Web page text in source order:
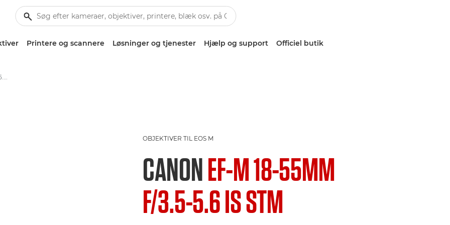
Printere og scannere Løsninger og tjenester Hjælp og support Officiel butik
Canon EF-M 18-55mm f/3.5-5.6 IS STM - Lenses - Camera & Photo lenses
OBJEKTIVER TIL EOS M
CANONEF-M 18-55MM
F/3.5-5.6 IS STM